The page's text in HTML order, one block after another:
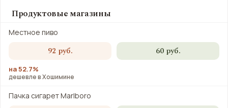
Продуктовые магазины
Местное пиво
92 руб. 60 руб.
на 52.7%
дешевле в Хошимине
Пачка сигарет Marlboro